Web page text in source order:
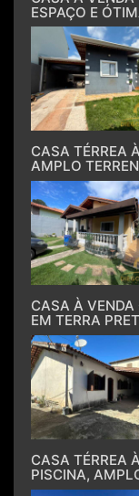
ESPAÇO E
CASA TÉRREA
AMPLO
CASA À VENDA
EM TERRA
CASA TÉRREA
PISCINA,